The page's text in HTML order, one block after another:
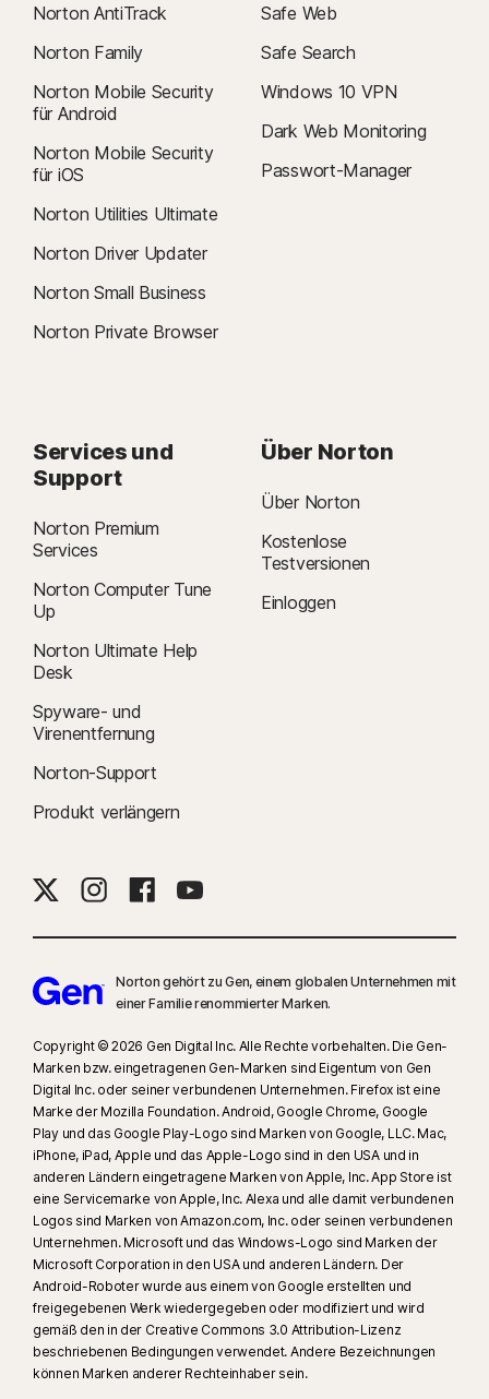
Norton AntiTrack
Norton Family
Norton Mobile Security
für Android
Norton Mobile Security
für iOS
Norton Utilities Ultimate
Norton Driver Updater
Norton Small Business
Norton Private Browser
Safe Web
Safe Search
Windows 10 VPN
Dark Web Monitoring
Passwort-Manager
Services und
Support
Norton Premium
Services
Norton Computer Tune
Up
Norton Ultimate Help
Desk
Spyware- und
Virenentfernung
Norton-Support
Produkt verlängern
Über Norton
Über Norton
Kostenlose
Testversionen
Einloggen
Norton gehört zu Gen, einem globalen Unternehmen mit
einer Familie renommierter Marken.
Copyright © 2026 Gen Digital Inc. Alle Rechte vorbehalten. Die Gen-
Marken bzw. eingetragenen Gen-Marken sind Eigentum von Gen
Digital Inc. oder seiner verbundenen Unternehmen. Firefox ist eine
Marke der Mozilla Foundation. Android, Google Chrome, Google
Play und das Google Play-Logo sind Marken von Google, LLC. Mac,
iPhone, iPad, Apple und das Apple-Logo sind in den USA und in
anderen Ländern eingetragene Marken von Apple, Inc. App Store ist
eine Servicemarke von Apple, Inc. Alexa und alle damit verbundenen
Logos sind Marken von Amazon.com, Inc. oder seinen verbundenen
Unternehmen. Microsoft und das Windows-Logo sind Marken der
Microsoft Corporation in den USA und anderen Ländern. Der
Android-Roboter wurde aus einem von Google erstellten und
freigegebenen Werk wiedergegeben oder modifiziert und wird
gemäß den in der Creative Commons 3.0 Attribution-Lizenz
beschriebenen Bedingungen verwendet. Andere Bezeichnungen
können Marken anderer Rechteinhaber sein.